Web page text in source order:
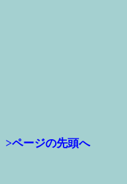
>ページの先頭へ